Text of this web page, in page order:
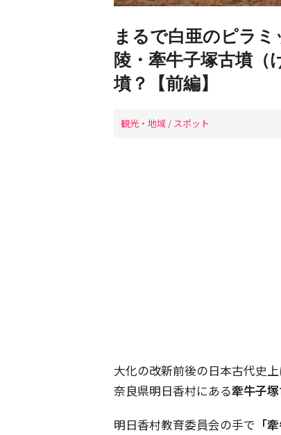
まるで白亜のピラ
陵・牽牛子塚古墳
墳？【前編】
観光・地域 / スポット
大化の改新前後の日本古代史
奈良県明日香村にある牽牛子
明日香村教育委員会の手で 「